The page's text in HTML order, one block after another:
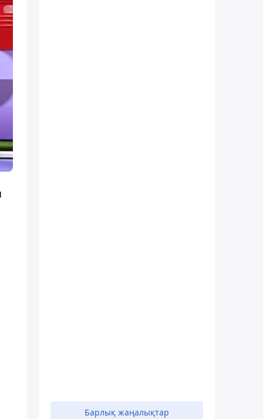
Барлық жаңалықтар